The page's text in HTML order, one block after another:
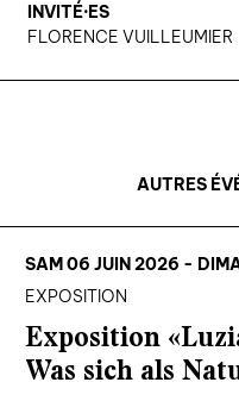
INVITÉ·ES
FLORENCE VUILLEUMIER
AUTRES
SAM 06 JUIN 2026 -
EXPOSITION
Exposition
Was sich als